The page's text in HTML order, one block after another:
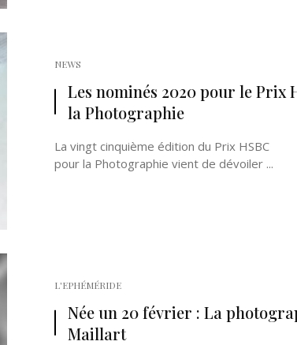
NEWS
Les nominés 2020 pour le Prix
la Photographie
La vingt cinquième édition du Prix HSBC
pour la Photographie vient de dévoiler ...
L'EPHÉMÉRIDE
Née un 20 février : La
Maillart